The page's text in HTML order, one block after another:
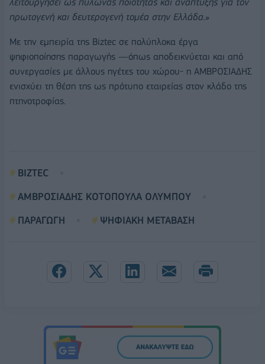
πρωτογενή και δευτερογενή τομέα στην Ελλάδα.»
Με την εμπειρία της Biztec σε πολύπλοκα έργα
ψηφιοποίησης παραγωγής —όπως αποδεικνύεται και από
συνεργασίες με άλλους ηγέτες του χώρου- η ΑΜΒΡΟΣΙΑΔΗΣ
ενισχύει τη θέση της ως πρότυπο εταιρείας στον κλάδο της
πτηνοτροφίας.
BIZTEC
ΑΜΒΡΟΣΙΑΔΗΣ ΚΟΤΟΠΟΥΛΑ ΟΛΥΜΠΟΥ
ΠΑΡΑΓΩΓΗ
ΨΗΦΙΑΚΗ ΜΕΤΑΒΑΣΗ